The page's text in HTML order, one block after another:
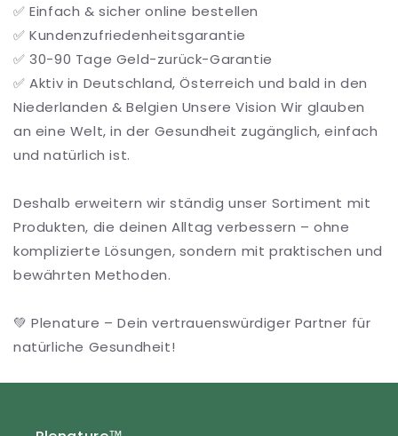
✅ Einfach & sicher online bestellen
✅ Kundenzufriedenheitsgarantie
✅ 30-90 Tage Geld-zurück-Garantie
✅ Aktiv in Deutschland, Österreich und bald in den
Niederlanden & Belgien Unsere Vision Wir glauben
an eine Welt, in der Gesundheit zugänglich, einfach
und natürlich ist.
Deshalb erweitern wir ständig unser Sortiment mit
Produkten, die deinen Alltag verbessern – ohne
komplizierte Lösungen, sondern mit praktischen und
bewährten Methoden.
💚 Plenature – Dein vertrauenswürdiger Partner für
natürliche Gesundheit!